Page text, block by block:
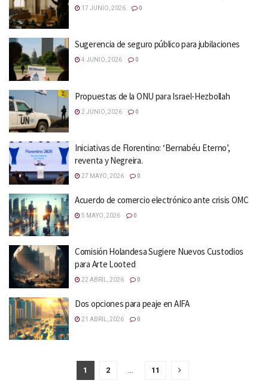
17 JUNIO, 2026 0
Sugerencia de seguro público para jubilaciones
4 JUNIO, 2026 0
Propuestas de la ONU para Israel-Hezbollah
2 JUNIO, 2026 0
Iniciativas de Florentino: ‘Bernabéu Eterno’,
reventa y Negreira.
27 MAYO, 2026 0
Acuerdo de comercio electrónico ante crisis OMC
5 MAYO, 2026 0
Comisión Holandesa Sugiere Nuevos Custodios
para Arte Looted
22 ABRIL, 2026 0
Dos opciones para peaje en AIFA
21 ABRIL, 2026 0
1 2 … 11